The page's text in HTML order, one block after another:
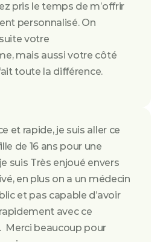
pris le temps de m’offrir
personnalisé. On
votre
mais aussi votre côté
toute la différence.
et rapide, je suis aller ce
de 16 ans pour une
suis Très enjoué envers
en plus on a un médecin
et pas capable d’avoir
avec ce
Merci beaucoup pour